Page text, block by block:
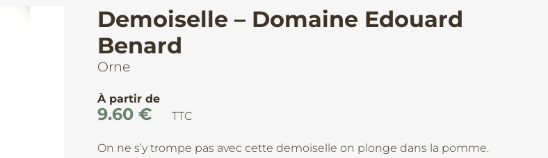
Demoiselle – Domaine Edouard
Benard
Orne
À partir de
9.60 € TTC
On ne s’y trompe pas avec cette demoiselle on plonge dans la pomme.